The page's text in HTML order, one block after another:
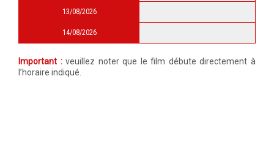
13/08/2026
14/08/2026
Important :veuillez noter que le film débute directement à
l’horaire indiqué.